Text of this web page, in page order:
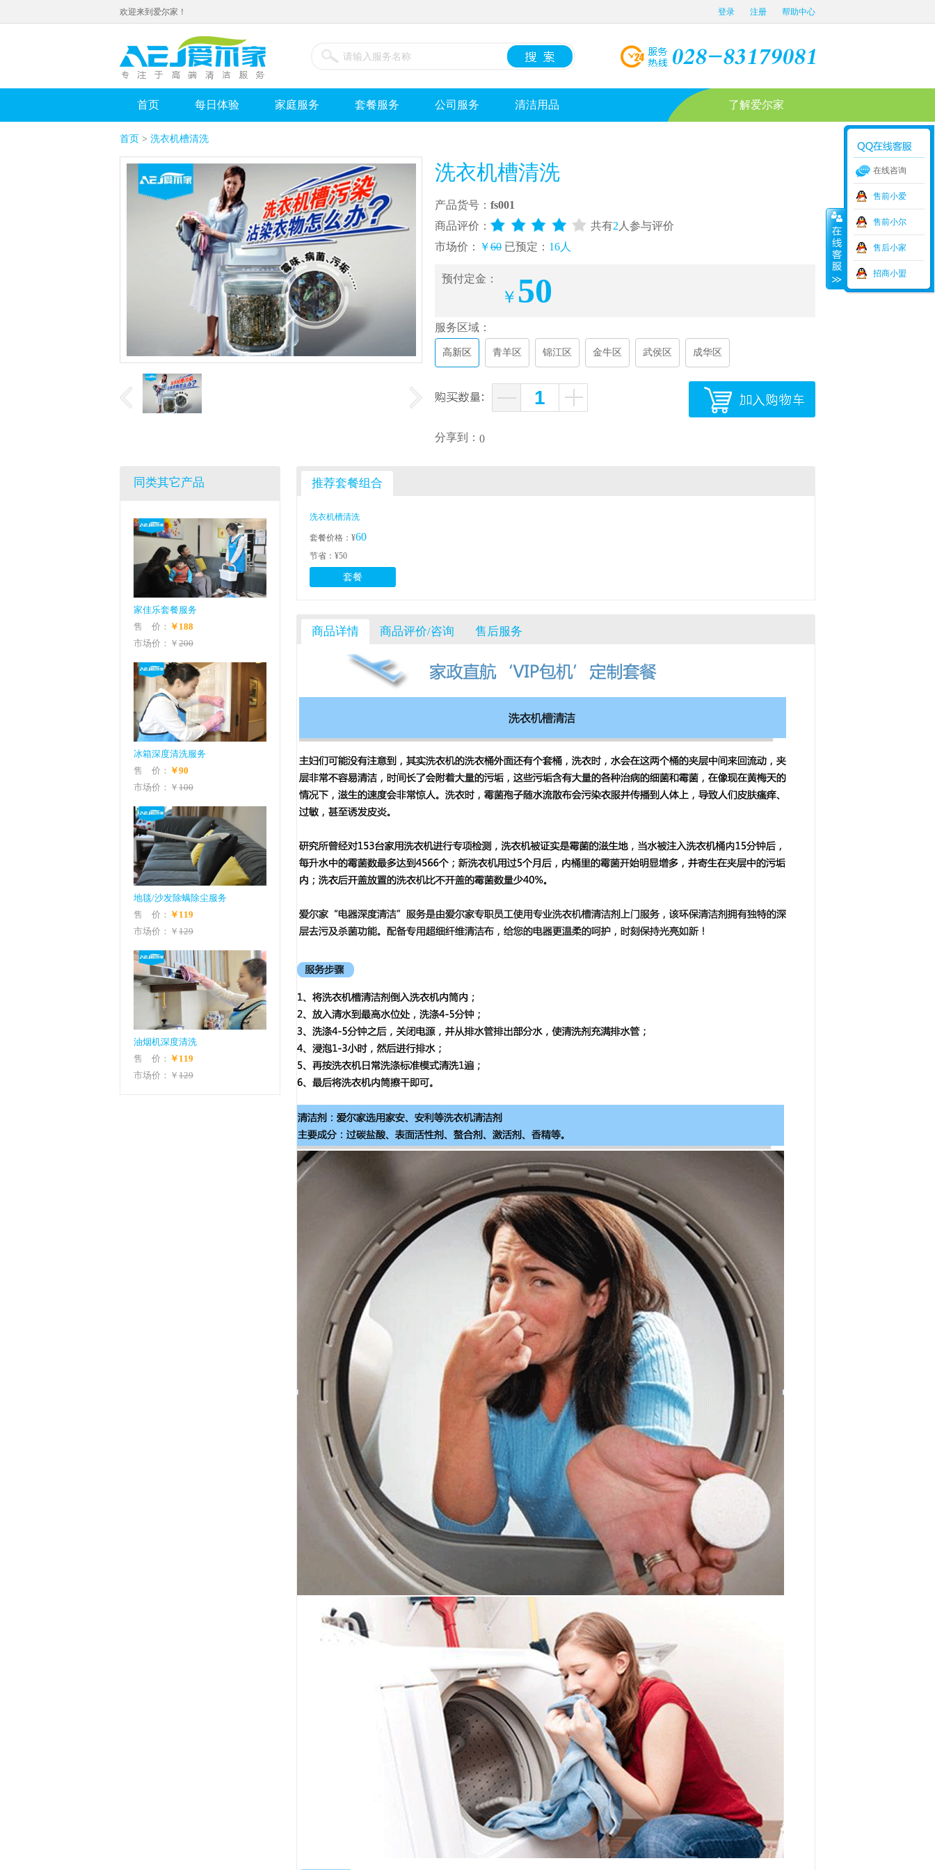
欢迎来到爱尔家！ 登录 注册 帮助中心
首页 每日体验 家庭服务 套餐服务 公司服务 清洁用品 了解爱尔家
首页 > 洗衣机槽清洗
洗衣机槽清洗
产品货号： fs001
商品评价：
共有2 人参与评价
市场价：
￥60 已预定： 16人
预付定金：
￥ 50
服务区域：
高新区 青羊区 锦江区 金牛区 武侯区 成华区
分享到： 0
同类其它产品
家佳乐套餐服务
售 价： ￥188
市场价：￥ 200
冰箱深度清洗服务
售 价： ￥90
市场价：￥ 100
地毯/沙发除螨除尘服务
售 价： ￥119
市场价：￥ 129
油烟机深度清洗
售 价： ￥119
市场价：￥ 129
推荐套餐组合
洗衣机槽清洗
套餐价格：¥60
节省：¥50
套餐
商品详情 商品评价/咨询 售后服务
在线咨询
售前小爱
售前小尔
售后小家
招商小盟